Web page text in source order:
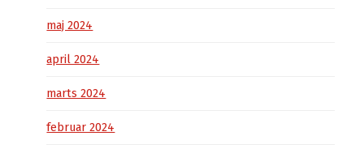
maj 2024
april 2024
marts 2024
februar 2024